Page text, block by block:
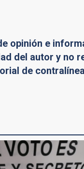
opinión e
del autor y no
de